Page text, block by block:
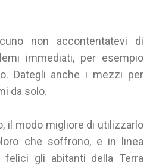
non accontentatevi di
immediati, per esempio
Dategli anche i mezzi per
da solo.
il modo migliore di utilizzarlo
che soffrono, e in linea
felici gli abitanti della Terra